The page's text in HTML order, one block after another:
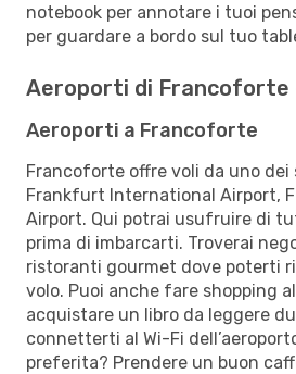
notebook per annotare i tuoi
per guardare a bordo sul tuo
Aeroporti di Francoforte
Aeroporti a Francoforte
Francoforte offre voli da uno
Frankfurt International Airport,
Airport. Qui potrai usufruire di
prima di imbarcarti. Troverai
ristoranti gourmet dove poterti
volo. Puoi anche fare shopping
acquistare un libro da leggere
connetterti al Wi-Fi
preferita? Prendere un buon